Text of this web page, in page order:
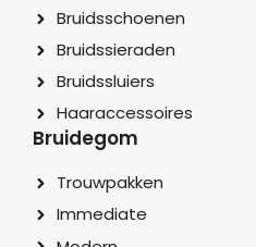
Bruidsschoenen
Bruidssieraden
Bruidssluiers
Haaraccessoires
Bruidegom
Trouwpakken
Immediate